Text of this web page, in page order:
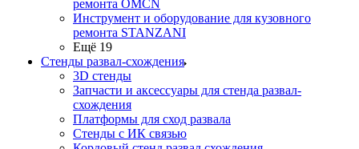
ремонта OMCN
Инструмент и оборудование для кузовного
ремонта STANZANI
Ещё 19
Стенды развал-схождения
3D стенды
Запчасти и аксессуары для стенда развал-
схождения
Платформы для сход развала
Стенды с ИК связью